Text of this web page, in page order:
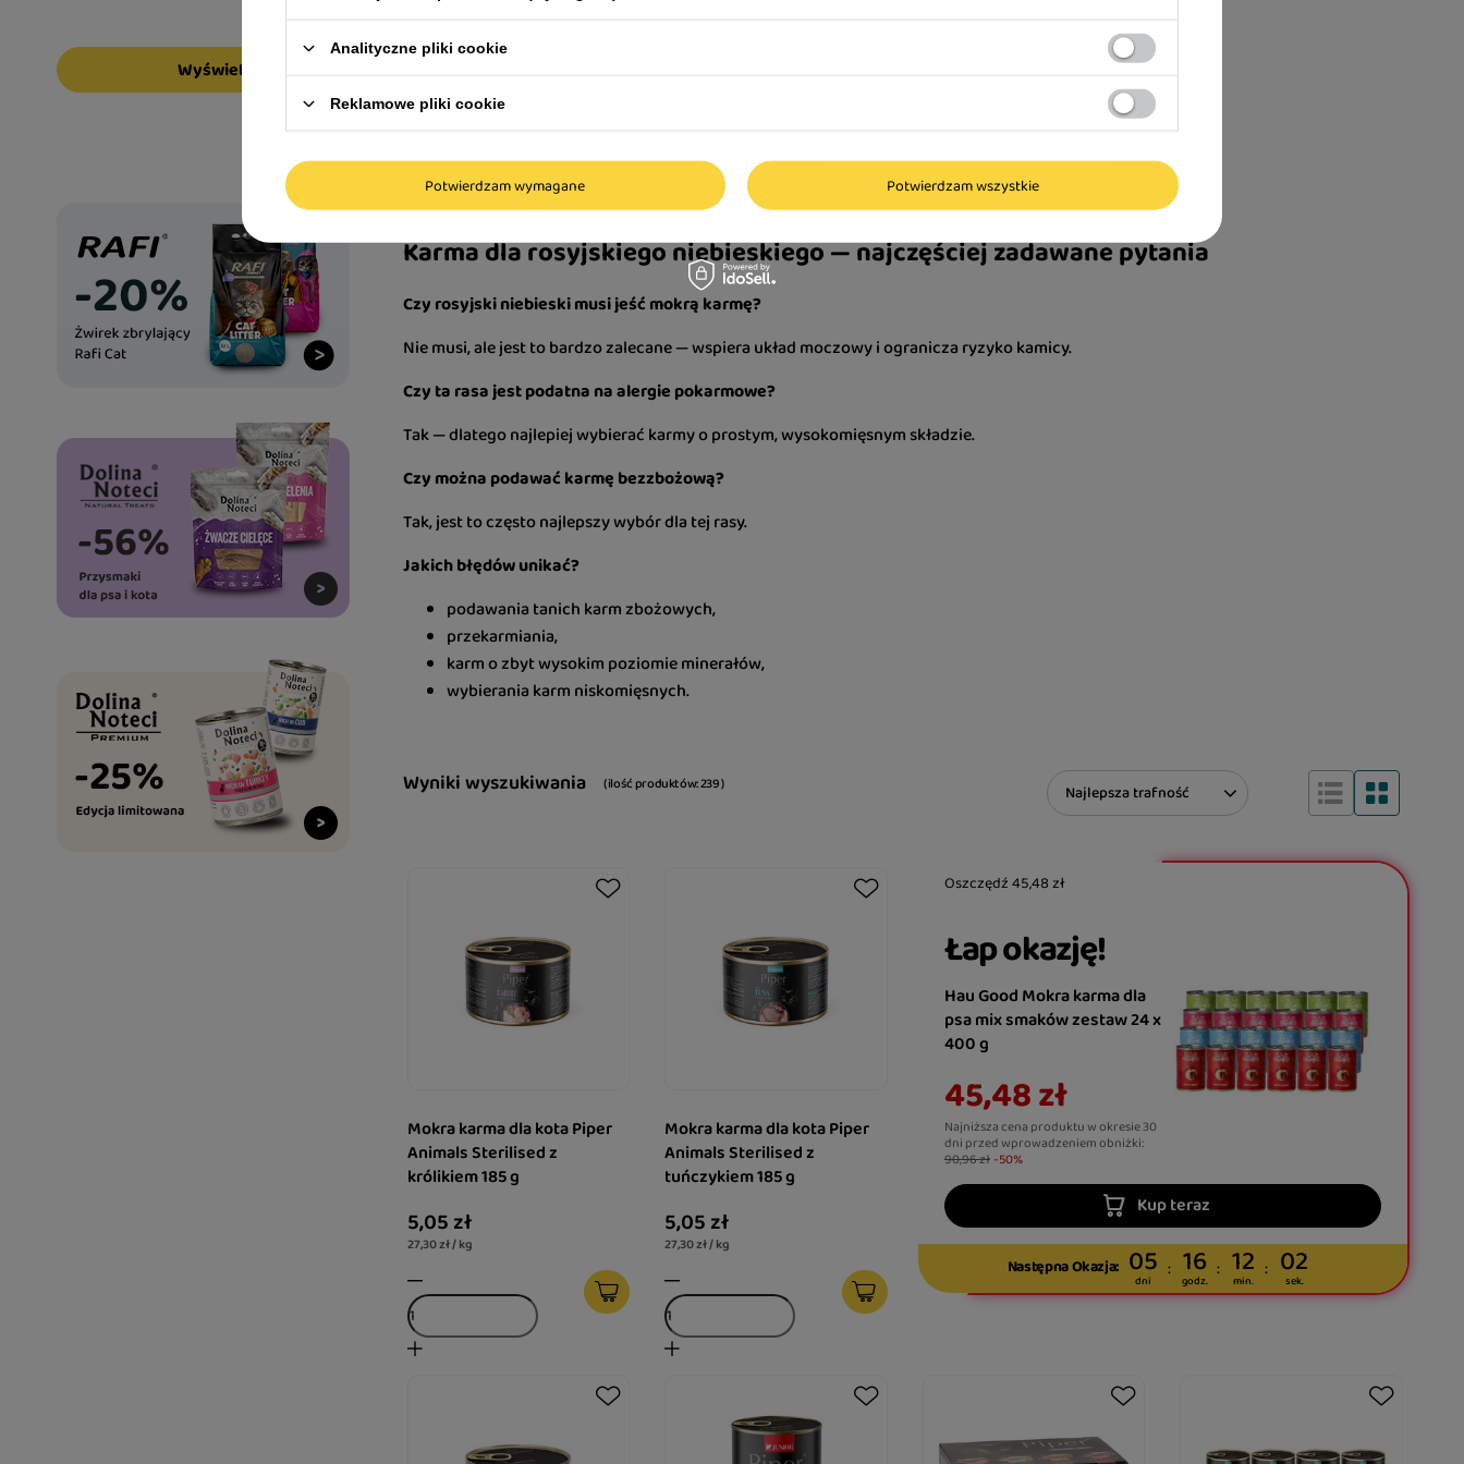
Wyświetl
Najlepiej sprawdzają się karmy:
high-meat i grain-free — lekkostrawne i bogate odżywczo,
hair & skin — dla skóry i gęstej sierści,
sensitive/hypoallergenic — dla zwierząt z delikatnym żołądkiem.
Odpowiednia dieta pozwala utrzymać piękne futro, zdrową skórę i właściwą masę ciała.
Karma dla rosyjskiego niebieskiego — najczęściej zadawane pytania
Czy rosyjski niebieski musi jeść mokrą karmę?
Nie musi, ale jest to bardzo zalecane — wspiera układ moczowy i ogranicza ryzyko kamicy.
Czy ta rasa jest podatna na alergie pokarmowe?
Tak — dlatego najlepiej wybierać karmy o prostym, wysokomięsnym składzie.
Czy można podawać karmę bezzbożową?
Tak, jest to często najlepszy wybór dla tej rasy.
Jakich błędów unikać?
podawania tanich karm zbożowych,
przekarmiania,
karm o zbyt wysokim poziomie minerałów,
wybierania karm niskomięsnych.
Wyniki wyszukiwania ( ilość produktów:239) Zmień sortowanie
Najlepsza trafność
Mokra karma dla kota Piper
Animals Sterilised z
królikiem 185 g
5,05 zł
27,30 zł / kg
Mokra karma dla kota Piper
Animals Sterilised z
tuńczykiem 185 g
5,05 zł
27,30 zł / kg
Oszczędź45,48 zł
Łap okazję!
Hau Good Mokra karma dla
psa mix smaków zestaw 24 x
400 g
45,48 zł
Najniższa cena produktu w okresie 30
dni przed wprowadzeniem obniżki:
90,96 zł -50%
Kup teraz
Następna Okazja:
dni
05 godz.
16 min.
12 sek.
01
Analityczne pliki cookie
Reklamowe pliki cookie
Potwierdzam wymagane Potwierdzam wszystkie